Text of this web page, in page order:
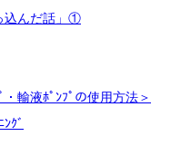
込んだ話」①
輸液ﾎﾟﾝﾌﾟの使用方法＞
ｸﾞ